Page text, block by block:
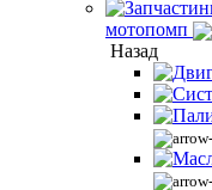
мотопомп
Назад